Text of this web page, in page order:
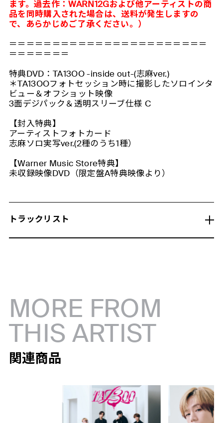
ます。過去作：WARN12Gおよび他アーティストの商
品を同時購入された場合は、送料が発生しますの
で、あらかじめご了承ください。）
＝＝＝＝＝＝＝＝＝＝＝＝＝＝＝＝＝＝＝＝＝＝＝
＝＝＝＝＝＝＝
特典DVD：TA13OO -inside out-(志麻ver.)
＊TA13OOフォトセッション時に撮影したソロインタ
ビュー＆オフショット映像
3面デジパック＆透明スリーブ仕様 C
【封入特典】
アーティストフォトカード
志麻ソロ実写ver.(2種のうち1種）
【Warner Music Store特典】
未収録映像DVD（限定盤A特典映像より）
トラックリスト
MORE FROM
THIS ARTIST
関連商品